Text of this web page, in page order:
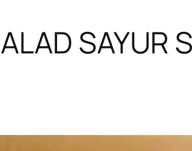
SAYUR